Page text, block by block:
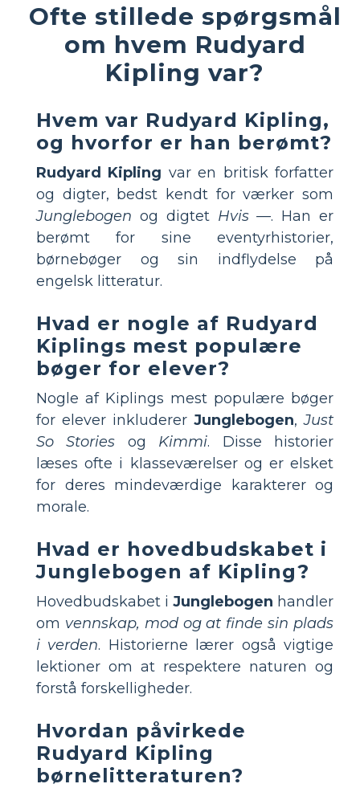
Ofte stillede spørgsmål
om hvem Rudyard
Kipling var?
Hvem var Rudyard Kipling,
og hvorfor er han berømt?
Rudyard Kipling var en britisk forfatter
og digter, bedst kendt for værker som
Junglebogen og digtet Hvis —. Han er
berømt for sine eventyrhistorier,
børnebøger og sin indflydelse på
engelsk litteratur.
Hvad er nogle af Rudyard
Kiplings mest populære
bøger for elever?
Nogle af Kiplings mest populære bøger
for elever inkluderer Junglebogen,Just
So Stories og Kimmi. Disse historier
læses ofte i klasseværelser og er elsket
for deres mindeværdige karakterer og
morale.
Hvad er hovedbudskabet i
Junglebogen af Kipling?
Hovedbudskabet i Junglebogen handler
om vennskap, mod og at finde sin plads
i verden. Historierne lærer også vigtige
lektioner om at respektere naturen og
forstå forskelligheder.
Hvordan påvirkede
Rudyard Kipling
børnelitteraturen?